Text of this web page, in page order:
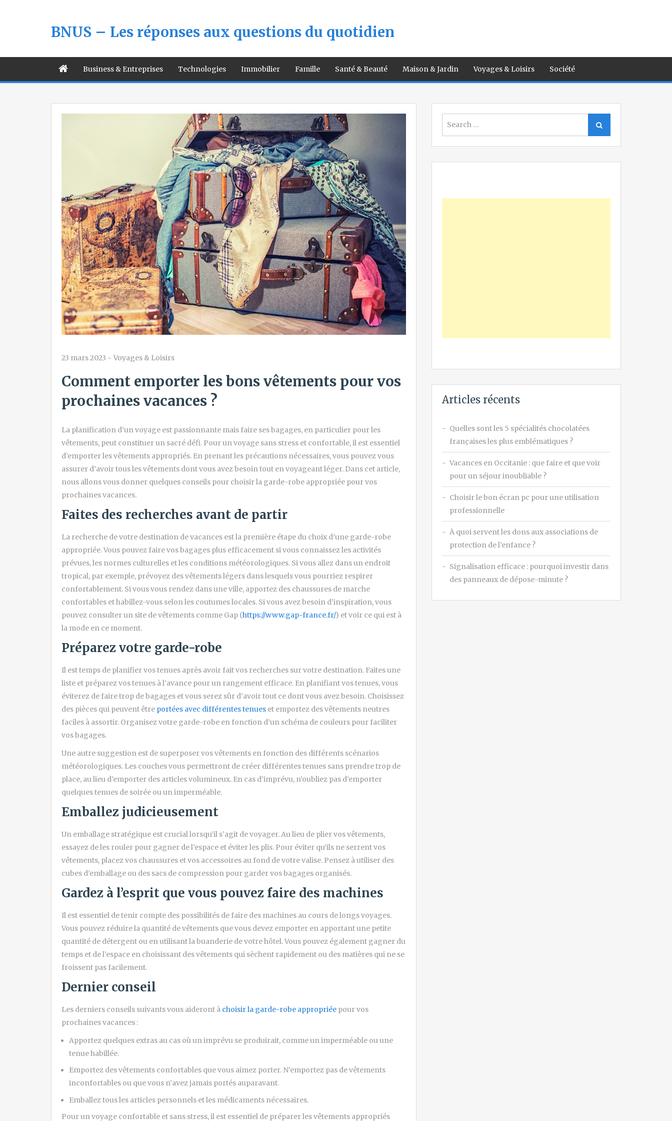
BNUS – Les réponses aux questions du quotidien
Business & Entreprises Technologies Immobilier Famille Santé & Beauté Maison & Jardin Voyages & Loisirs Société
23 mars 2023 - Voyages & Loisirs
Comment emporter les bons vêtements pour vos
prochaines vacances ?
La planification d’un voyage est passionnante mais faire ses bagages, en particulier pour les
vêtements, peut constituer un sacré défi. Pour un voyage sans stress et confortable, il est essentiel
d’emporter les vêtements appropriés. En prenant les précautions nécessaires, vous pouvez vous
assurer d’avoir tous les vêtements dont vous avez besoin tout en voyageant léger. Dans cet article,
nous allons vous donner quelques conseils pour choisir la garde-robe appropriée pour vos
prochaines vacances.
Faites des recherches avant de partir
La recherche de votre destination de vacances est la première étape du choix d’une garde-robe
appropriée. Vous pouvez faire vos bagages plus efficacement si vous connaissez les activités
prévues, les normes culturelles et les conditions météorologiques. Si vous allez dans un endroit
tropical, par exemple, prévoyez des vêtements légers dans lesquels vous pourriez respirer
confortablement. Si vous vous rendez dans une ville, apportez des chaussures de marche
confortables et habillez-vous selon les coutumes locales. Si vous avez besoin d’inspiration, vous
pouvez consulter un site de vêtements comme Gap (https://www.gap-france.fr/) et voir ce qui est à
la mode en ce moment.
Préparez votre garde-robe
Il est temps de planifier vos tenues après avoir fait vos recherches sur votre destination. Faites une
liste et préparez vos tenues à l’avance pour un rangement efficace. En planifiant vos tenues, vous
éviterez de faire trop de bagages et vous serez sûr d’avoir tout ce dont vous avez besoin. Choisissez
des pièces qui peuvent être portées avec différentes tenues et emportez des vêtements neutres
faciles à assortir. Organisez votre garde-robe en fonction d’un schéma de couleurs pour faciliter
vos bagages.
Une autre suggestion est de superposer vos vêtements en fonction des différents scénarios
météorologiques. Les couches vous permettront de créer différentes tenues sans prendre trop de
place, au lieu d’emporter des articles volumineux. En cas d’imprévu, n’oubliez pas d’emporter
quelques tenues de soirée ou un imperméable.
Emballez judicieusement
Un emballage stratégique est crucial lorsqu’il s’agit de voyager. Au lieu de plier vos vêtements,
essayez de les rouler pour gagner de l’espace et éviter les plis. Pour éviter qu’ils ne serrent vos
vêtements, placez vos chaussures et vos accessoires au fond de votre valise. Pensez à utiliser des
cubes d’emballage ou des sacs de compression pour garder vos bagages organisés.
Gardez à l’esprit que vous pouvez faire des machines
Il est essentiel de tenir compte des possibilités de faire des machines au cours de longs voyages.
Vous pouvez réduire la quantité de vêtements que vous devez emporter en apportant une petite
quantité de détergent ou en utilisant la buanderie de votre hôtel. Vous pouvez également gagner du
temps et de l’espace en choisissant des vêtements qui sèchent rapidement ou des matières qui ne se
froissent pas facilement.
Dernier conseil
Les derniers conseils suivants vous aideront à choisir la garde-robe appropriée pour vos
prochaines vacances :
Apportez quelques extras au cas où un imprévu se produirait, comme un imperméable ou une
tenue habillée.
Emportez des vêtements confortables que vous aimez porter. N’emportez pas de vêtements
inconfortables ou que vous n’avez jamais portés auparavant.
Emballez tous les articles personnels et les médicaments nécessaires.
Pour un voyage confortable et sans stress, il est essentiel de préparer les vêtements appropriés
for:
Search
Articles récents
Quelles sont les 5 spécialités chocolatées
françaises les plus emblématiques ?
Vacances en Occitanie : que faire et que voir
pour un séjour inoubliable ?
Choisir le bon écran pc pour une utilisation
professionnelle
À quoi servent les dons aux associations de
protection de l’enfance ?
Signalisation efficace : pourquoi investir dans
des panneaux de dépose-minute ?